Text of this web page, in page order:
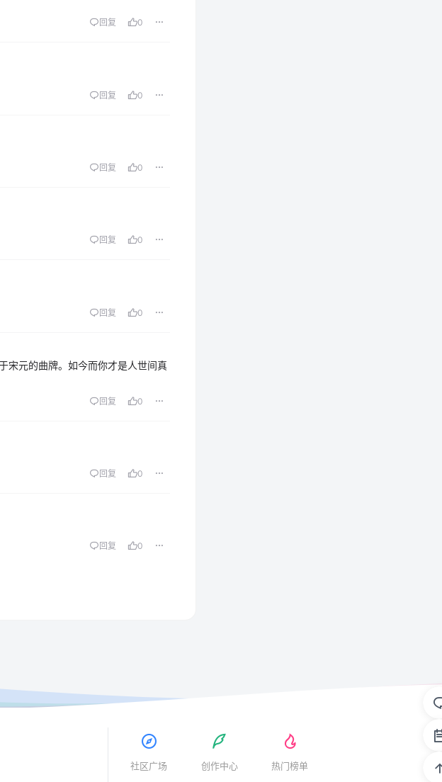
回复 0
回复 0
回复 0
回复 0
回复 0
宋元的曲牌。如今而你才是人世间真
回复 0
回复 0
回复 0
社区广场 创作中心 热门榜单